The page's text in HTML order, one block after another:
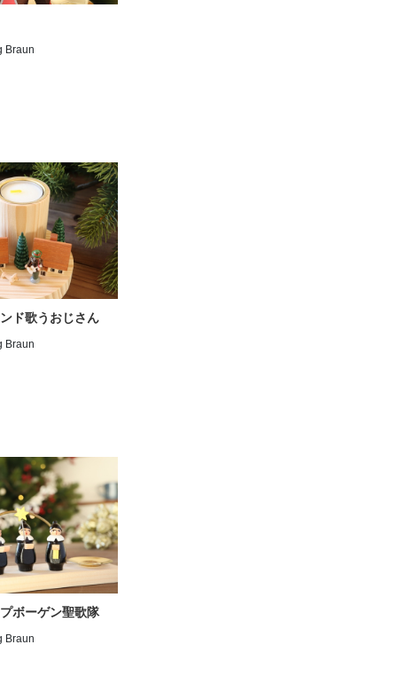
Braun
ド歌うおじさん
Braun
ボーゲン聖歌隊
Braun